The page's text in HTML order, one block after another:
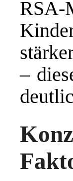
RSA-
–